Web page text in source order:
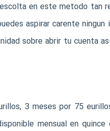
en este metodo tan
aspirar carente
sobre abrir tu cuenta
3 meses por 75
mensual en